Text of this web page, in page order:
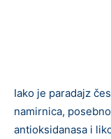
Iako je paradajz
namirnica,
antioksidanasa i